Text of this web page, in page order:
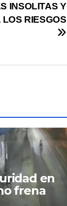
INSOLITAS Y
LOS RIESGOS
en
frena